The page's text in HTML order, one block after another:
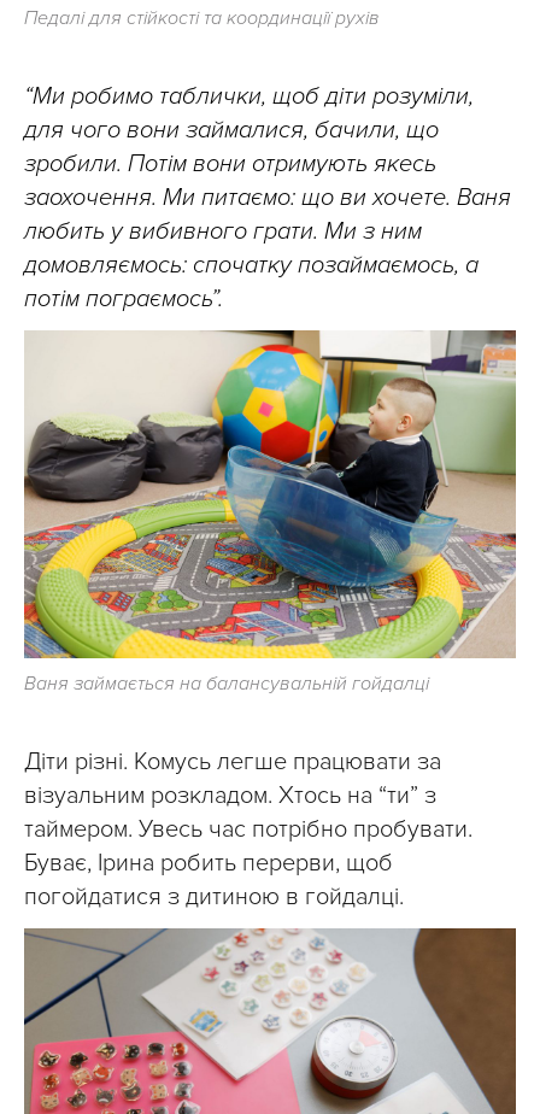
Педалі для стійкості та координації рухів
“Ми робимо таблички, щоб діти розуміли,
для чого вони займалися, бачили, що
зробили. Потім вони отримують якесь
заохочення. Ми питаємо: що ви хочете. Ваня
любить у вибивного грати. Ми з ним
домовляємось: спочатку позаймаємось, а
потім пограємось”.
Ваня займається на балансувальній гойдалці
Діти різні. Комусь легше працювати за
візуальним розкладом. Хтось на “ти” з
таймером. Увесь час потрібно пробувати.
Буває, Ірина робить перерви, щоб
погойдатися з дитиною в гойдалці.